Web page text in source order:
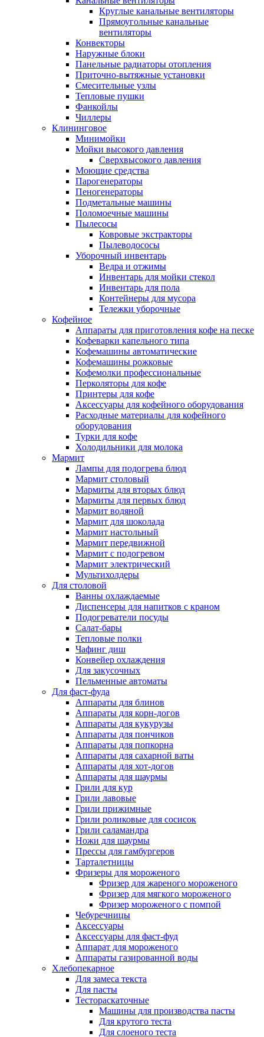
Круглые канальные вентиляторы
Прямоугольные канальные
вентиляторы
Конвекторы
Наружные блоки
Панельные радиаторы отопления
Приточно-вытяжные установки
Смесительные узлы
Тепловые пушки
Фанкойлы
Чиллеры
Клининговое
Минимойки
Мойки высокого давления
Сверхвысокого давления
Моющие средства
Парогенераторы
Пеногенераторы
Подметальные машины
Поломоечные машины
Пылесосы
Ковровые экстракторы
Пылеводососы
Уборочный инвентарь
Ведра и отжимы
Инвентарь для мойки стекол
Инвентарь для пола
Контейнеры для мусора
Тележки уборочные
Кофейное
Аппараты для приготовления кофе на песке
Кофеварки капельного типа
Кофемашины автоматические
Кофемашины рожковые
Кофемолки профессиональные
Перколяторы для кофе
Принтеры для кофе
Аксессуары для кофейного оборудования
Расходные материалы для кофейного
оборудования
Турки для кофе
Холодильники для молока
Мармит
Лампы для подогрева блюд
Мармит столовый
Мармиты для вторых блюд
Мармиты для первых блюд
Мармит водяной
Мармит для шоколада
Мармит настольный
Мармит передвижной
Мармит с подогревом
Мармит электрический
Мультихолдеры
Для столовой
Ванны охлаждаемые
Диспенсеры для напитков с краном
Подогреватели посуды
Салат-бары
Тепловые полки
Чафинг диш
Конвейер охлаждения
Для закусочных
Пельменные автоматы
Для фаст-фуда
Аппараты для блинов
Аппараты для корн-догов
Аппараты для кукурузы
Аппараты для пончиков
Аппараты для попкорна
Аппараты для сахарной ваты
Аппараты для хот-догов
Аппараты для шаурмы
Грили для кур
Грили лавовые
Грили прижимные
Грили роликовые для сосисок
Грили саламандра
Ножи для шаурмы
Прессы для гамбургеров
Тарталетницы
Фризеры для мороженого
Фризер для жареного мороженого
Фризер для мягкого мороженого
Фризер мороженого с помпой
Чебуречницы
Аксессуары
Аксессуары для фаст-фуд
Аппарат для мороженого
Аппараты газированной воды
Хлебопекарное
Для замеса текста
Для пасты
Тестораскаточные
Машины для производства пасты
Для крутого теста
Для слоеного теста